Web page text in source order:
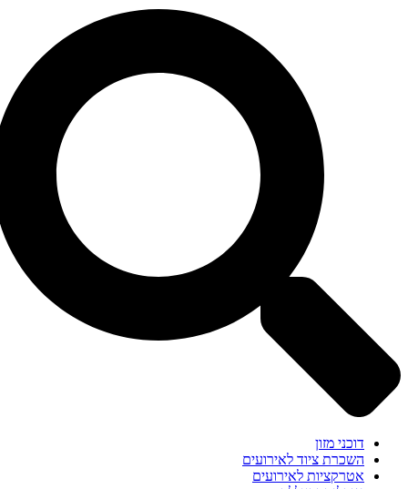
דוכני מזון
השכרת ציוד לאירועים
אטרקציות לאירועים